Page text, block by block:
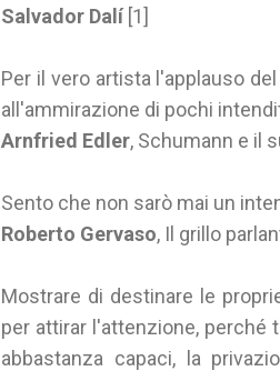
Salvador Dalí[1]
Per il vero artista l'applauso
all'ammirazione di pochi
Arnfried Edler, Schumann e il
Sento che non sarò mai un
Roberto Gervaso, Il grillo
Mostrare di destinare le
per attirar l'attenzione, perché
abbastanza capaci, la